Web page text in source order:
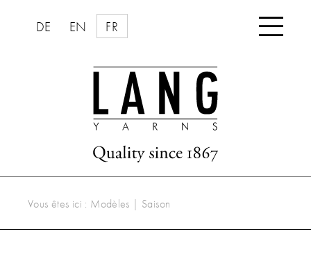
DE EN FR 
Vous êtes ici : Modèles | Saison